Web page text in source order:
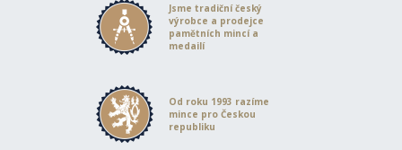
Jsme tradiční český
výrobce a prodejce
pamětních mincí a
medailí
Od roku 1993 razíme
mince pro Českou
republiku